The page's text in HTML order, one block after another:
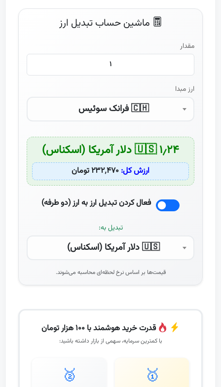
End of interactive chart.
ماشین حساب تبدیل ارز
مقدار
ارز مبدا
🇨🇭 فرانک سوئیس
۱٫۲۴ 🇺🇸 دلار آمریکا (اسکناس)
ارزش کل: ۲۳۲٬۴۷۰ تومان
فعال کردن تبدیل ارز به ارز (دو طرفه)
تبدیل به:
🇺🇸 دلار آمریکا (اسکناس)
قیمت‌ها بر اساس نرخ لحظه‌ای محاسبه می‌شوند.
قدرت خرید هوشمند با ۱۰۰ هزار تومان
با کمترین سرمایه، سهمی از بازار داشته باشید:
🥇
🥈